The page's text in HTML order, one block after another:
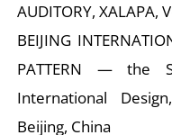
AUDITORY, XALAPA,
BEIJING
PATTERN — the
International
Beijing, China